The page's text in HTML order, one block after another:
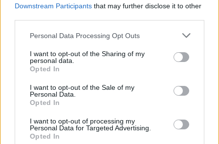
Downstream Participants that may further disclose it to other
Please note that this website/app uses one or more Google
not limited to your visit or usage behaviour. You may click to
grant or deny consent to Google and its third-party tags to
use your data for below specified purposes in below Google
consent section.
Personal Data Processing Opt Outs
I want to opt-out of the Sharing of my
personal data.
Opted In
I want to opt-out of the Sale of my
Personal Data.
Opted In
I want to opt-out of processing my
Personal Data for Targeted Advertising.
Opted In
scooter premium κατηγορίας.Η υψηλής
ανάλυσηςδιπλή οθόνη LCD είναι ορατή σε όλες
τις συνθήκες εξωτερικού φωτισμού
πολυάριθμες ενδεικτικές λυχνίες
να
βρίσκονται στο επάνω μέρος της για να είναι
εύκολα αναγνώσιμες κατά την οδήγηση.
Χρηστικότητα και ασφάλεια πάνε μαζί
Το νέο Agility S 125 διατηρεί όλα τα